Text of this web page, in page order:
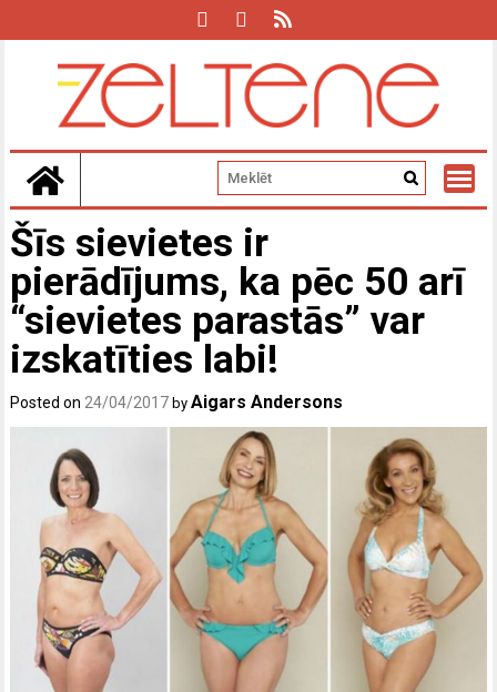
Šīs sievietes ir
pierādījums, ka pēc 50 arī
“sievietes parastās” var
izskatīties labi!
Posted on 24/04/2017 byAigars Andersons